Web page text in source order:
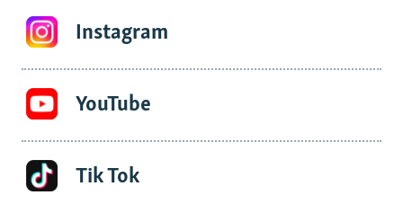
Instagram
YouTube
Tik Tok